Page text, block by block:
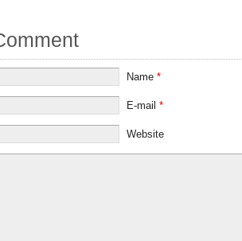
Name*
E-mail*
Website